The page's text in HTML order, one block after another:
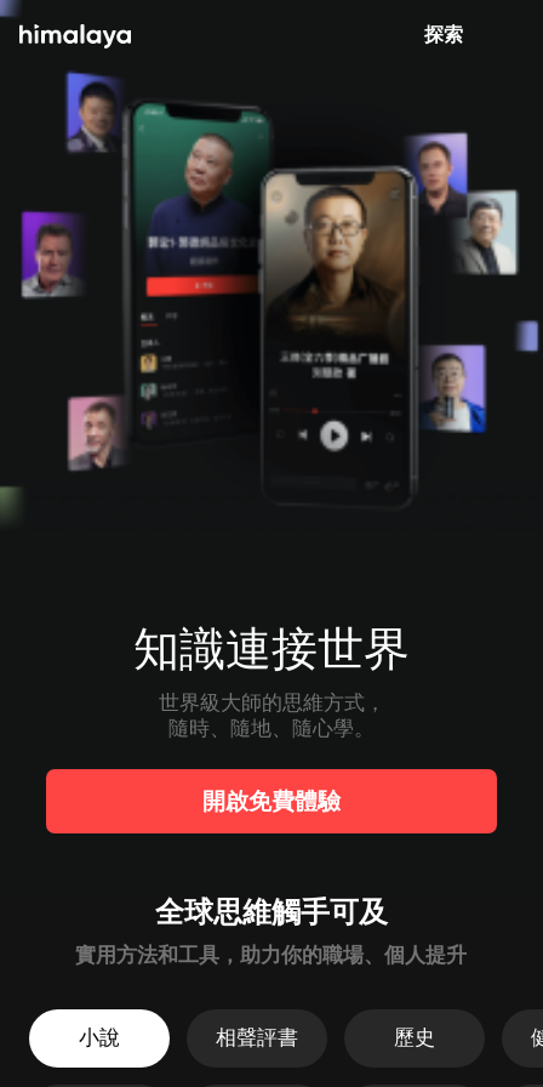
Himalaya-有聲書
4.8k 安裝
打開 App
知識連接世界
世界級大師的思維方式，
隨時、隨地、隨心學。
實用方法和工具，助力你的職場、個人提升